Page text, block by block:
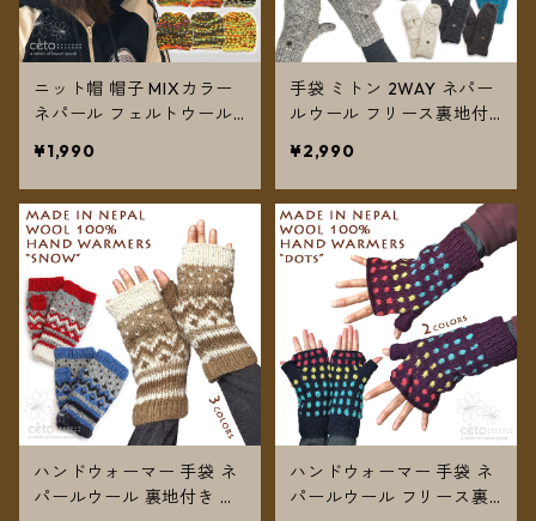
ニット帽 帽子 MIXカラー
ネパール フェルトウール
料無料】
¥1,990
手袋 ミトン 2WAY ネパー
ルウール フリース裏地付
【メール便送料無料】
¥2,990
ハンドウォーマー 手袋 ネ
パールウール 裏地付き ノ
ハンドウォーマー 手袋 ネ
パールウール フリース裏